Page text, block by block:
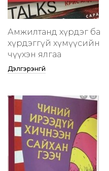
Амжилтанд хүрдэг ба
хүрдэггүй хүмүүсийн
өчүүхэн ялгаа
Дэлгэрэнгүй